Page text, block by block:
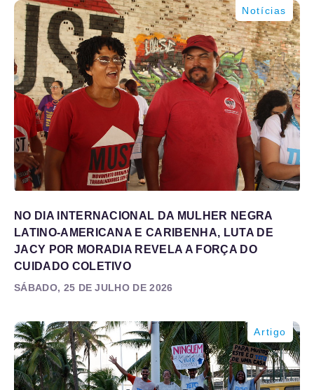
Notícias
NO DIA INTERNACIONAL DA MULHER NEGRA
LATINO-AMERICANA E CARIBENHA, LUTA DE
JACY POR MORADIA REVELA A FORÇA DO
CUIDADO COLETIVO
SÁBADO, 25 DE JULHO DE 2026
Artigo